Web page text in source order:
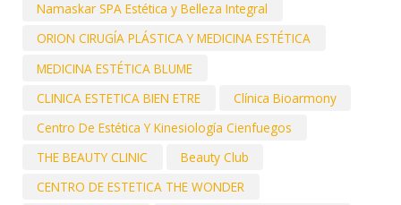
Namaskar SPA Estética y Belleza Integral
ORION CIRUGÍA PLÁSTICA Y MEDICINA ESTÉTICA
MEDICINA ESTÉTICA BLUME
CLINICA ESTETICA BIEN ETRE
Clínica Bioarmony
Centro De Estética Y Kinesiología Cienfuegos
THE BEAUTY CLINIC
Beauty Club
CENTRO DE ESTETICA THE WONDER